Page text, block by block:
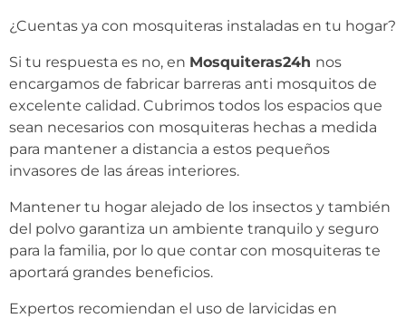
¿Cuentas ya con mosquiteras instaladas en tu hogar?
Si tu respuesta es no, en Mosquiteras24h nos
encargamos de fabricar barreras anti mosquitos de
excelente calidad. Cubrimos todos los espacios que
sean necesarios con mosquiteras hechas a medida
para mantener a distancia a estos pequeños
invasores de las áreas interiores.
Mantener tu hogar alejado de los insectos y también
del polvo garantiza un ambiente tranquilo y seguro
para la familia, por lo que contar con mosquiteras te
aportará grandes beneficios.
Expertos recomiendan el uso de larvicidas en